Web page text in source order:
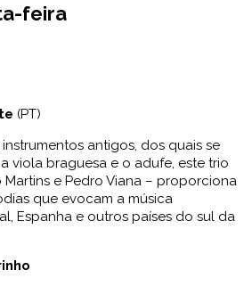
feira
(PT)
antigos, dos quais se
viola braguesa e o adufe, este trio
Martins e Pedro Viana – proporciona
que evocam a música
Espanha e outros países do sul da